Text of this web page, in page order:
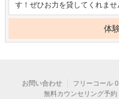
す！ぜひお力を貸してくれませ
体
お問い合わせ フリーコール
無料カウンセリング予約